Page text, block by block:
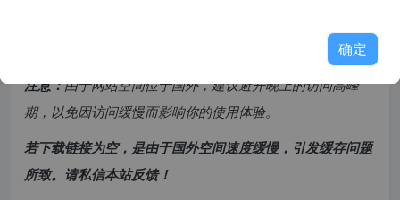
注意：由于网站空间位于国外，建议避开晚上的访问高峰
期，以免因访问缓慢而影响你的使用体验。
若下载链接为空，是由于国外空间速度缓慢，引发缓存问题
所致。请私信本站反馈！
确定